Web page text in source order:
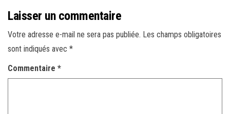
Laisser un commentaire
Votre adresse e-mail ne sera pas publiée. Les champs obligatoires
sont indiqués avec *
Commentaire *